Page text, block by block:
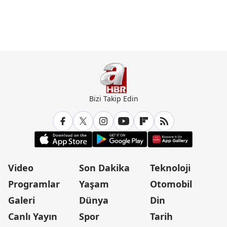
Bizi Takip Edin
Video
Programlar
Galeri
Canlı Yayın
Son Dakika
Yaşam
Dünya
Spor
Teknoloji
Otomobil
Din
Tarih